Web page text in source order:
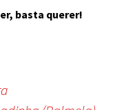
basta querer!